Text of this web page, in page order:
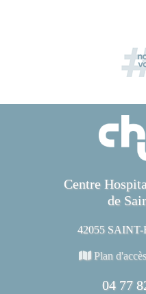
Centre
de
42055
Plan
04 77